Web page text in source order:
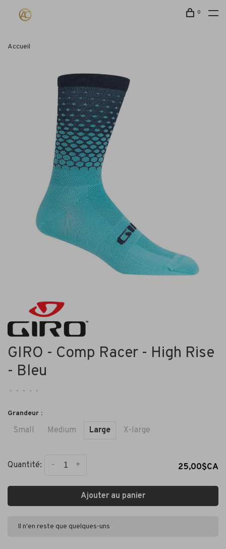
0
Accueil
GIRO - Comp Racer - High Rise
- Bleu
• • • • •
Grandeur :
Small Medium Large X-large
Quantité: +
- 25,00$CA
Ajouter au panier
Il n'en reste que quelques-uns